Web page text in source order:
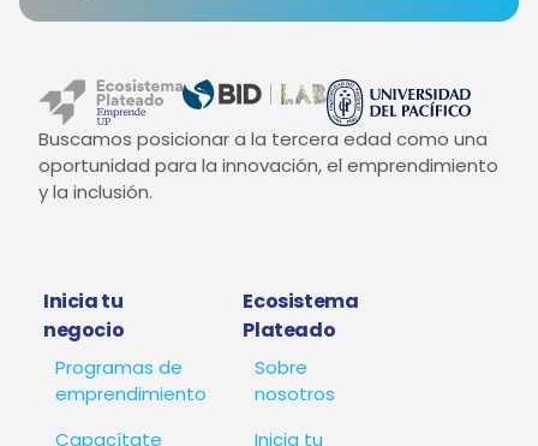
Buscamos posicionar a la tercera edad como una
oportunidad para la innovación, el emprendimiento
y la inclusión.
Inicia tu
negocio
Programas de
emprendimiento
Capacítate
Ecosistema
Plateado
Sobre
nosotros
Inicia tu